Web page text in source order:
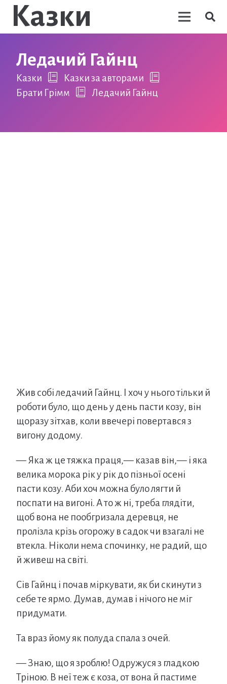
Казки
Ледачий Гайнц
Казки
Казки за авторами
Брати Грімм
Ледачий Гайнц
Жив собі ледачий Гайнц. І хоч у нього тільки й
роботи було, що день у день пасти козу, він
щоразу зітхав, коли ввечері повертався з
вигону додому.
— Яка ж це тяжка праця,— казав він,— і яка
велика морока рік у рік до пізньої осені
пасти козу. Аби хоч можна було лягти й
поспати на вигоні. А то ж ні, треба глядіти,
щоб вона не пообгризала деревця, не
пролізла крізь огорожу в садок чи взагалі не
втекла. Ніколи нема спочинку, не радий, що
й живеш на світі.
Сів Гайнц і почав міркувати, як би скинути з
себе те ярмо. Думав, думав і нічого не міг
придумати.
Та враз йому як полуда спала з очей.
— Знаю, що я зроблю! Одружуся з гладкою
Тріною. В неї теж є коза, от вона й пастиме